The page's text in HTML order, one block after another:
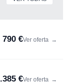
790 €Ver oferta →
€Ver oferta →